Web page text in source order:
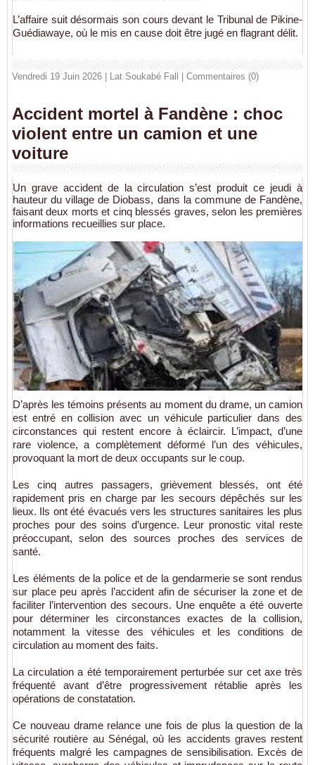
L’affaire suit désormais son cours devant le Tribunal de Pikine-
Guédiawaye, où le mis en cause doit être jugé en flagrant délit.
Vendredi 19 Juin 2026 | Lat Soukabé Fall Commentaires (0)
Accident mortel à Fandène : choc
violent entre un camion et une
voiture
Un grave accident de la circulation s’est produit ce jeudi à
hauteur du village de Diobass, dans la commune de Fandène,
faisant deux morts et cinq blessés graves, selon les premières
informations recueillies sur place.
D’après les témoins présents au moment du drame, un camion
est entré en collision avec un véhicule particulier dans des
circonstances qui restent encore à éclaircir. L’impact, d’une
rare violence, a complètement déformé l’un des véhicules,
provoquant la mort de deux occupants sur le coup.
Les cinq autres passagers, grièvement blessés, ont été
rapidement pris en charge par les secours dépêchés sur les
lieux. Ils ont été évacués vers les structures sanitaires les plus
proches pour des soins d’urgence. Leur pronostic vital reste
préoccupant, selon des sources proches des services de
santé.
Les éléments de la police et de la gendarmerie se sont rendus
sur place peu après l’accident afin de sécuriser la zone et de
faciliter l’intervention des secours. Une enquête a été ouverte
pour déterminer les circonstances exactes de la collision,
notamment la vitesse des véhicules et les conditions de
circulation au moment des faits.
La circulation a été temporairement perturbée sur cet axe très
fréquenté avant d’être progressivement rétablie après les
opérations de constatation.
Ce nouveau drame relance une fois de plus la question de la
sécurité routière au Sénégal, où les accidents graves restent
fréquents malgré les campagnes de sensibilisation. Excès de